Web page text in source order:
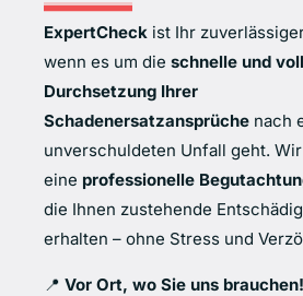
ExpertCheck ist Ihr
wenn es um die schnelle und
Durchsetzung Ihrer
Schadenersatzansprüche nach
unverschuldeten Unfall geht.
eine professionelle
die Ihnen zustehende
erhalten – ohne Stress und
📍 Vor Ort, wo Sie uns brauchen!